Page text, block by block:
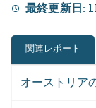
最終更新日:
関連レポート
オーストリア